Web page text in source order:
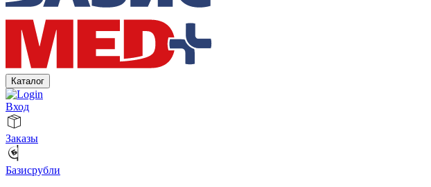
Каталог
Вход
Заказы
Базисрубли